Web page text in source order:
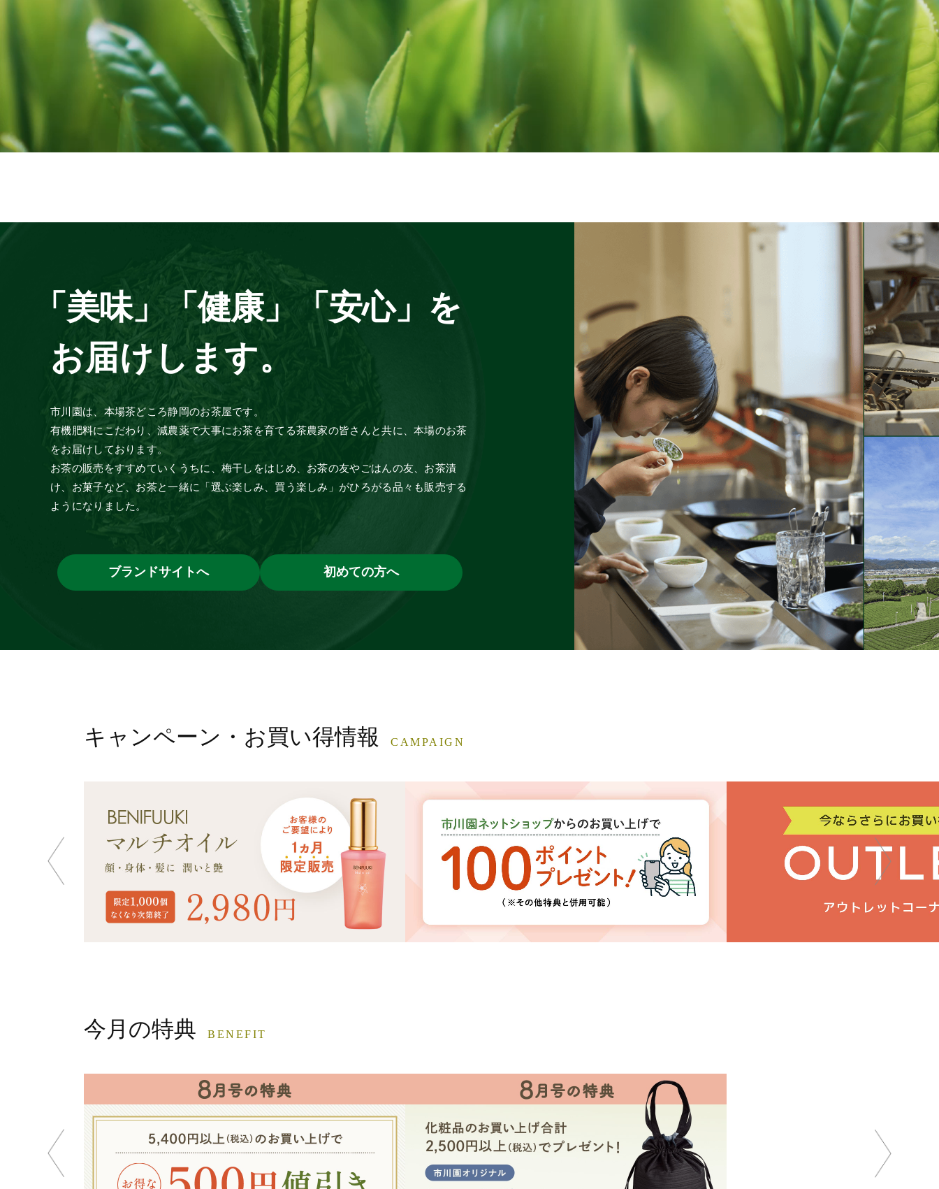
「美味」「健康」「安心」を
お届けします。
市川園は、本場茶どころ静岡のお茶屋です。
有機肥料にこだわり、減農薬で大事にお茶を育てる茶農家の皆さんと共に、本場のお茶
をお届けしております。
お茶の販売をすすめていくうちに、梅干しをはじめ、お茶の友やごはんの友、お茶漬
け、お菓子など、お茶と一緒に「選ぶ楽しみ、買う楽しみ」がひろがる品々も販売する
ようになりました。
ブランドサイトへ 初めての方へ
キャンペーン・お買い得情報 CAMPAIGN
今月の特典 BENEFIT